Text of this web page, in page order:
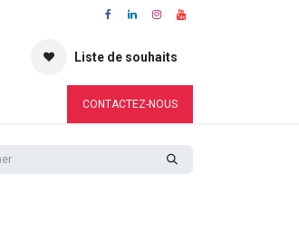
Liste de souhaits
CONTACTEZ-NOUS